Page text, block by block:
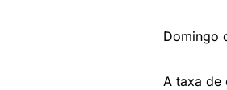
Domingo
A taxa de